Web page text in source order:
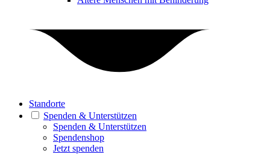
Standorte
Spenden & Unterstützen
Spenden & Unterstützen
Spendenshop
Jetzt spenden